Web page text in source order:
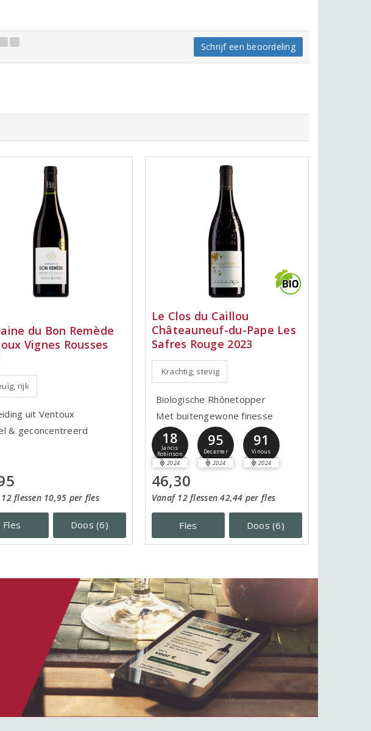
Schrijf een beoordeling
du Bon Remède
Vignes Rousses
rijk
uit Ventoux
& geconcentreerd
flessen 10,95 per fles
Fles Doos (6)
Le Clos du Caillou
Châteauneuf-du-Pape Les
Safres Rouge 2023
Krachtig, stevig
Biologische Rhônetopper
Met buitengewone finesse
18
Jancis
Robinson
2024
95
Decanter
2024
91
Vinous
2024
46,30
Vanaf 12 flessen 42,44 per fles
Fles Doos (6)